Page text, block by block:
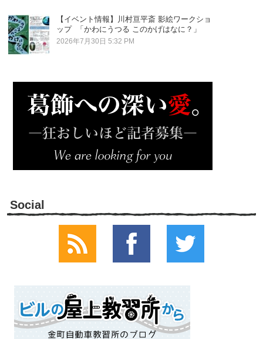
【イベント情報】川村亘平斎 影絵ワークショ
ップ 「かわにうつる このかげはなに？」
2026年7月30日 5:32 PM
Social